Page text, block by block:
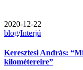
2020-12-22
blog/Interjú
Keresztesi András:
kilométereire”